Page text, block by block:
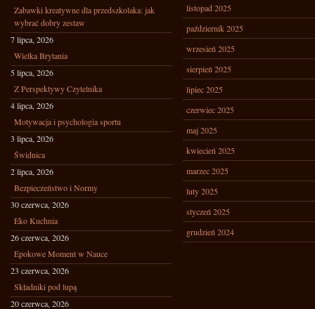
Zabawki kreatywne dla przedszkolaka: jak
wybrać dobry zestaw
7 lipca, 2026
Wielka Brytania
5 lipca, 2026
Z Perspektywy Czytelnika
4 lipca, 2026
Motywacja i psychologia sportu
3 lipca, 2026
Świdnica
2 lipca, 2026
Bezpieczeństwo i Normy
30 czerwca, 2026
Eko Kuchnia
26 czerwca, 2026
Epokowe Moment w Nauce
23 czerwca, 2026
Składniki pod lupą
20 czerwca, 2026
listopad 2025
październik 2025
wrzesień 2025
sierpień 2025
lipiec 2025
czerwiec 2025
maj 2025
kwiecień 2025
marzec 2025
luty 2025
styczeń 2025
grudzień 2024